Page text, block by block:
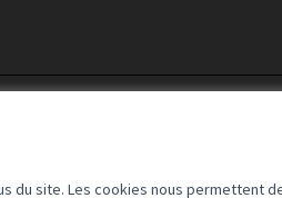
du site. Les cookies nous permettent